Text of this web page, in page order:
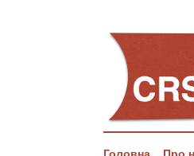
Головна Про